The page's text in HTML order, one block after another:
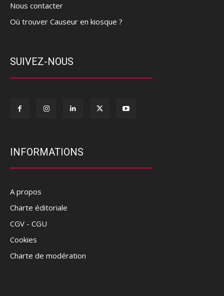
Nous contacter
Où trouver Causeur en kiosque ?
SUIVEZ-NOUS
INFORMATIONS
A propos
Charte éditoriale
CGV - CGU
Cookies
Charte de modération